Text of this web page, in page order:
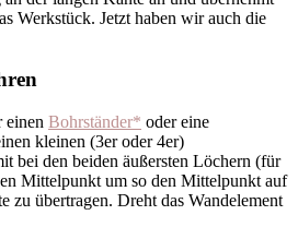
Werkstück. Jetzt haben wir auch die
einen Bohrständer* oder eine
kleinen (3er oder 4er)
bei den beiden äußersten Löchern (für
Mittelpunkt um so den Mittelpunkt auf
zu übertragen. Dreht das Wandelement